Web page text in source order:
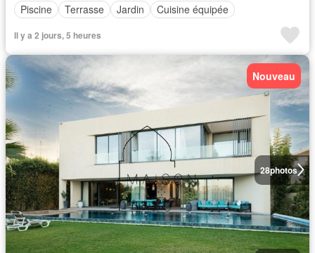
Piscine
Terrasse Jardin Cuisine équipée
Il y a 2 jours, 5 heures
28photos
Nouveau